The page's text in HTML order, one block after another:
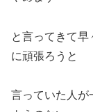
と言ってきて
に頑張ろうと
言っていた人が